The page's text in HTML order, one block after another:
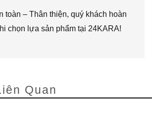
toàn – Thân thiện, quý khách hoàn
chọn lựa sản phẩm tại 24KARA!
Quan